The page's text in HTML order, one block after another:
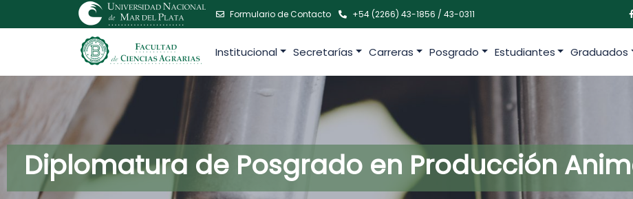
Formulario de Contacto +54 (2266) 43-1856 / 43-0311
Institucional Secretarías Carreras Posgrado Estudiantes Graduados
Diplomatura de Posgrado en Producción